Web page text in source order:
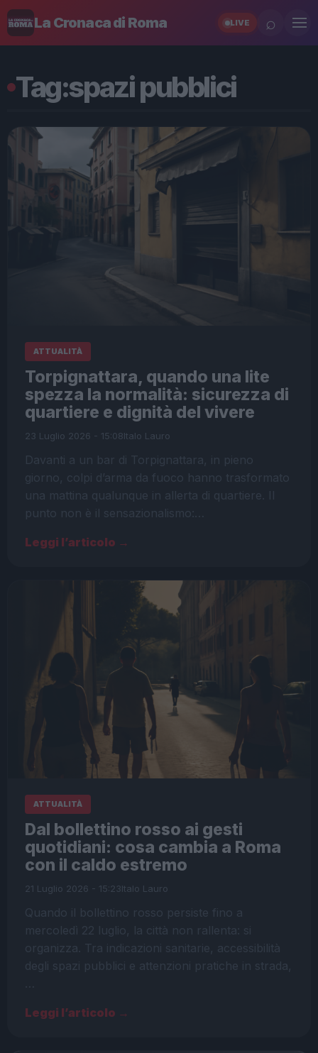
La Cronaca di Roma LIVE ⌕
Tag:spazi pubblici
ATTUALITÀ
Torpignattara, quando una lite
spezza la normalità: sicurezza di
quartiere e dignità del vivere
23 Luglio 2026 - 15:08Italo Lauro
Davanti a un bar di Torpignattara, in pieno
giorno, colpi d’arma da fuoco hanno trasformato
una mattina qualunque in allerta di quartiere. Il
punto non è il sensazionalismo:…
Leggi l’articolo →
ATTUALITÀ
Dal bollettino rosso ai gesti
quotidiani: cosa cambia a Roma
con il caldo estremo
21 Luglio 2026 - 15:23Italo Lauro
Quando il bollettino rosso persiste fino a
mercoledì 22 luglio, la città non rallenta: si
organizza. Tra indicazioni sanitarie, accessibilità
degli spazi pubblici e attenzioni pratiche in strada,
…
Leggi l’articolo →